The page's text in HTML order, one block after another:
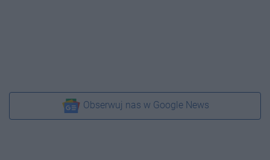
Obserwuj nas w Google News